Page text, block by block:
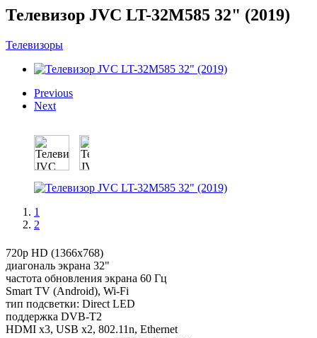
Телевизор JVC LT-32M585 32" (2019)
Телевизоры
Previous
Next
1
2
720p HD (1366x768)
диагональ экрана 32"
частота обновления экрана 60 Гц
Smart TV (Android), Wi-Fi
тип подсветки: Direct LED
поддержка DVB-T2
HDMI x3, USB x2, 802.11n, Ethernet